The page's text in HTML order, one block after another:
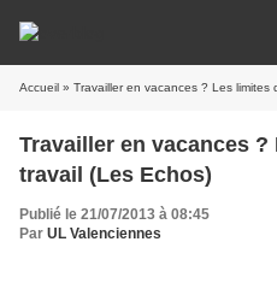
Accueil » Travailler en vacances ? Les limites
Travailler en vacances
travail (Les Echos)
Publié le 21/07/2013 à 08:45
Par UL Valenciennes